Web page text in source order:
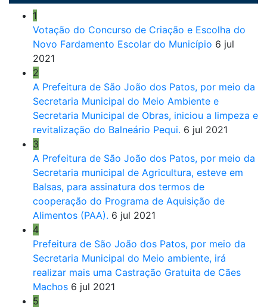
1
Votação do Concurso de Criação e Escolha do
Novo Fardamento Escolar do Município 6 jul
2021
2
A Prefeitura de São João dos Patos, por meio da
Secretaria Municipal do Meio Ambiente e
Secretaria Municipal de Obras, iniciou a limpeza e
revitalização do Balneário Pequi. 6 jul 2021
3
A Prefeitura de São João dos Patos, por meio da
Secretaria municipal de Agricultura, esteve em
Balsas, para assinatura dos termos de
cooperação do Programa de Aquisição de
Alimentos (PAA). 6 jul 2021
4
Prefeitura de São João dos Patos, por meio da
Secretaria Municipal do Meio ambiente, irá
realizar mais uma Castração Gratuita de Cães
Machos 6 jul 2021
5